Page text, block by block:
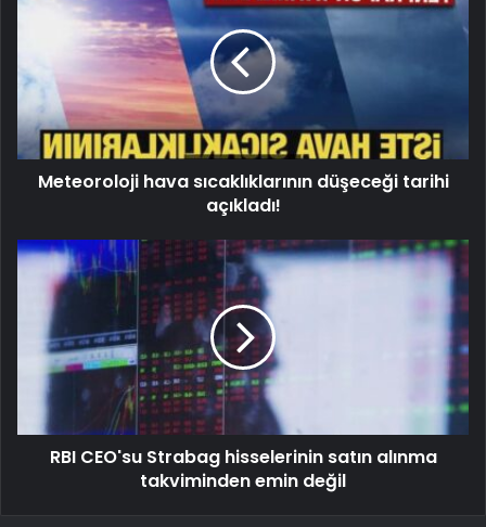
Meteoroloji hava sıcaklıklarının düşeceği tarihi
açıkladı!
RBI CEO'su Strabag hisselerinin satın alınma
takviminden emin değil